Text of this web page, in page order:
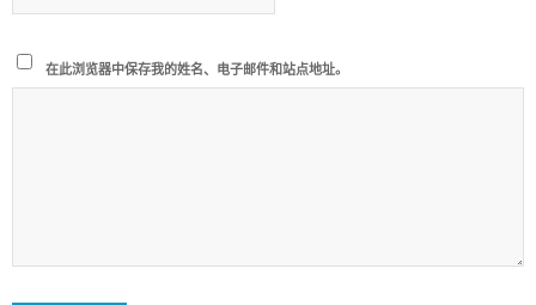
在此浏览器中保存我的姓名、电子邮件和站点地址。